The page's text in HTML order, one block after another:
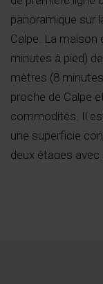
panoramique sur
Calpe. La
minutes à pied)
mètres (8
proche de Calpe
commodités. Il
une superficie
deux étages
divisé comme
chambre de 18